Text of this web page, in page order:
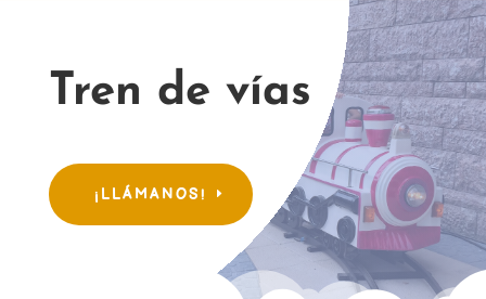
Tren de vías
¡LLÁMANOS!